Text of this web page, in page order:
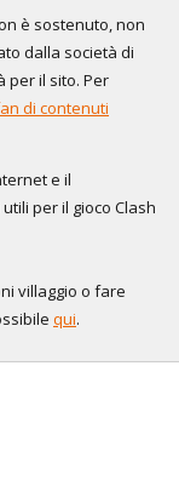
è sostenuto, non
dalla società di
per il sito. Per
di contenuti
e il
per il gioco Clash
villaggio o fare
qui.